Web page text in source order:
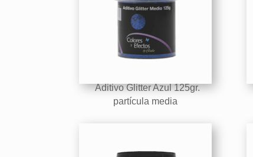
Aditivo Glitter Azul 125gr.
partícula media